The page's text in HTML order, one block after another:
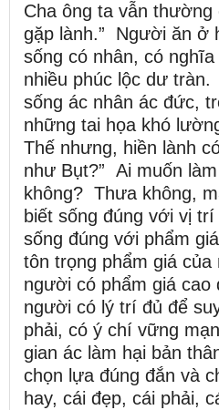
Cha ông ta vẫn thường
gặp lành.” Người ăn ở
sống có nhân, có
nhiều phúc lộc dư
sống ác nhân ác đức,
những tai họa khó
Thế nhưng, hiền lành
như Bụt?” Ai muốn
không? Thưa không,
biết sống đúng với vị
sống đúng với phẩm
tôn trọng phẩm giá
người có phẩm giá cao
người có lý trí đủ để
phải, có ý chí vững
gian ác làm hại bản
chọn lựa đúng đắn và
hay, cái đẹp, cái phải,